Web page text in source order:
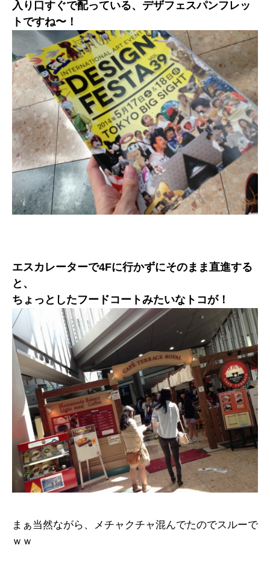
入り口すぐで配っている、デザフェスパンフレッ
トですね〜！
エスカレーターで4Fに行かずにそのまま直進する
と、
ちょっとしたフードコートみたいなトコが！
まぁ当然ながら、メチャクチャ混んでたのでスルーで
ｗｗ